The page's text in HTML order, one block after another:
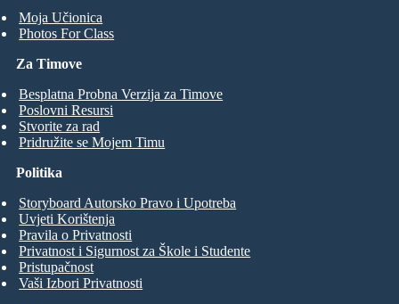
Moja Učionica
Photos For Class
Za Timove
Besplatna Probna Verzija za Timove
Poslovni Resursi
Stvorite za rad
Pridružite se Mojem Timu
Politika
Storyboard Autorsko Pravo i Upotreba
Uvjeti Korištenja
Pravila o Privatnosti
Privatnost i Sigurnost za Škole i Studente
Pristupačnost
Vaši Izbori Privatnosti